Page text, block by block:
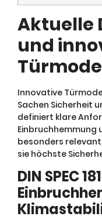
Aktuelle
und
Innovative
Sachen Sicherheit
definiert klare
Einbruchhemmung
besonders
sie höchste
DIN SPEC